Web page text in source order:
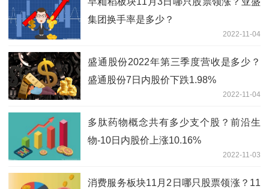
集团换手率是多少？
2022-11-04
盛通股份2022年第三季度营收是多少？
盛通股份7日内股价下跌1.98%
2022-11-04
多肽药物概念共有多少支个股？前沿生
物-10日内股价上涨10.16%
2022-11-03
消费服务板块11月2日哪只股票领涨？11